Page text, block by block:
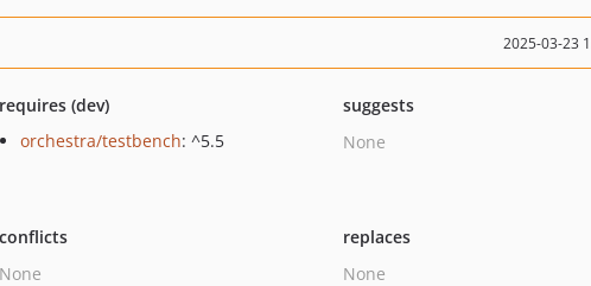
2025-03-23
requires (dev)
orchestra/testbench: ^5.5
suggests
None
conflicts
None
replaces
None